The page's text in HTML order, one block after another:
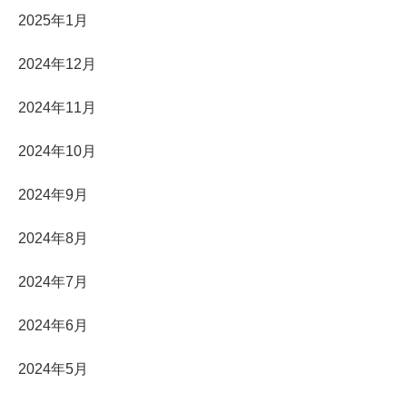
2025年1月
2024年12月
2024年11月
2024年10月
2024年9月
2024年8月
2024年7月
2024年6月
2024年5月